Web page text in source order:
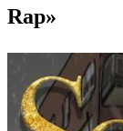
Rap»